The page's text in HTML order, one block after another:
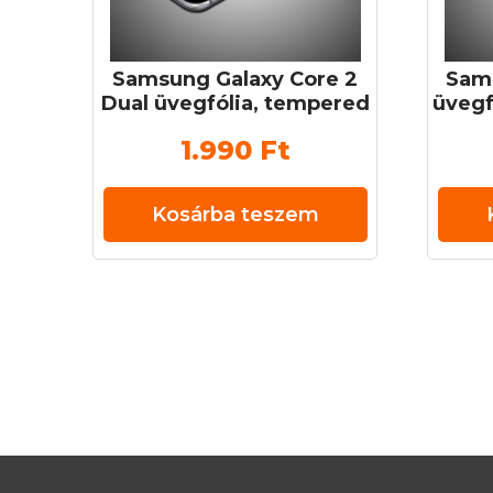
Samsung Galaxy Core 2
Dual üvegfólia, tempered
mm 9H
1.990 Ft
Kosárba teszem